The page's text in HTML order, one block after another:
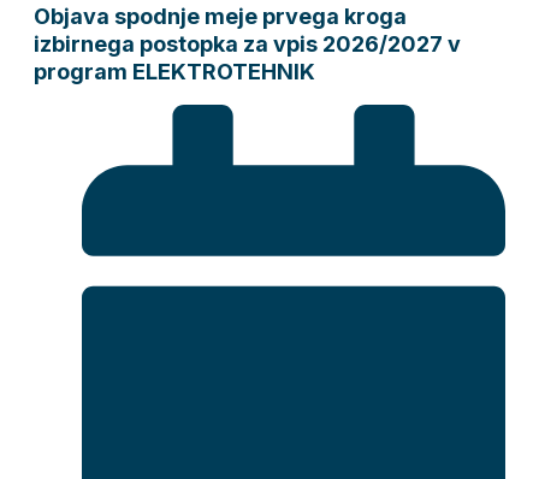
Objava spodnje meje prvega kroga
izbirnega postopka za vpis 2026/2027 v
program ELEKTROTEHNIK